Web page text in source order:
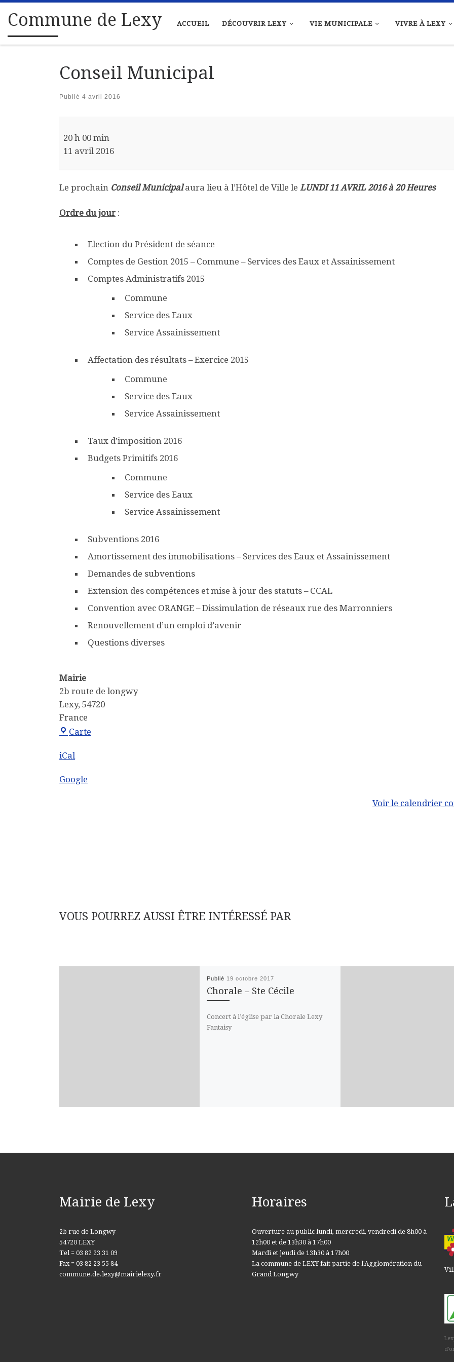
Passer au contenu
Commune de Lexy ACCUEIL DÉCOUVRIR LEXY VIE MUNICIPALE VIVRE À LEXY
Conseil Municipal
Publié 4 avril 2016
20 h 00 min
11 avril 2016
Le prochain Conseil Municipalaura lieu à l’Hôtel de Ville le LUNDI 11 AVRIL 2016 à 20 Heures
Ordre du jour :
Election du Président de séance
Comptes de Gestion 2015 – Commune – Services des Eaux et Assainissement
Comptes Administratifs 2015
Commune
Service des Eaux
Service Assainissement
Affectation des résultats – Exercice 2015
Commune
Service des Eaux
Service Assainissement
Taux d’imposition 2016
Budgets Primitifs 2016
Commune
Service des Eaux
Service Assainissement
Subventions 2016
Amortissement des immobilisations – Services des Eaux et Assainissement
Demandes de subventions
Extension des compétences et mise à jour des statuts – CCAL
Convention avec ORANGE – Dissimulation de réseaux rue des Marronniers
Renouvellement d’un emploi d’avenir
Questions diverses
Mairie
2b route de longwy
Lexy, 54720
France
Carte
iCal
Google
Voir le calendrier
VOUS POURREZ AUSSI ÊTRE INTÉRESSÉ PAR
Publié 19 octobre 2017
Chorale – Ste Cécile
Concert à l’église par la Chorale Lexy
Fantaisy
Mairie de Lexy
2b rue de Longwy
54720 LEXY
Tel = 03 82 23 31 09
Fax = 03 82 23 55 84
commune.de.lexy@mairielexy.fr
Horaires
Ouverture au public lundi, mercredi, vendredi de 8h00 à
12h00 et de 13h30 à 17h00
Mardi et jeudi de 13h30 à 17h00
La commune de LEXY fait partie de l'Agglomération du
Grand Longwy